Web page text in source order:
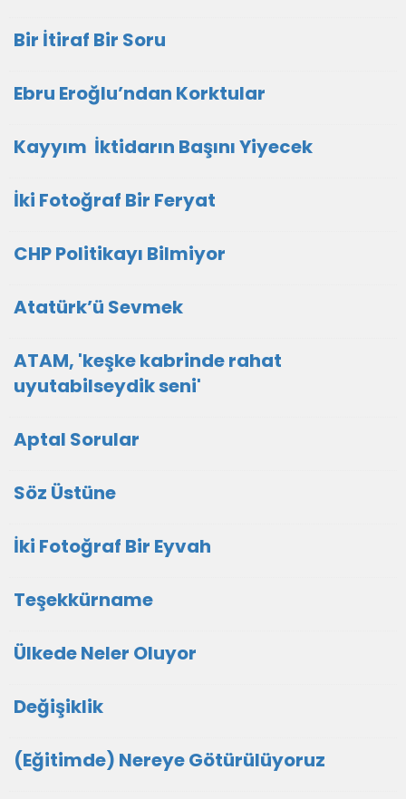
Bir İtiraf Bir Soru
Ebru Eroğlu’ndan Korktular
Kayyım İktidarın Başını Yiyecek
İki Fotoğraf Bir Feryat
CHP Politikayı Bilmiyor
Atatürk’ü Sevmek
ATAM, 'keşke kabrinde rahat
uyutabilseydik seni'
Aptal Sorular
Söz Üstüne
İki Fotoğraf Bir Eyvah
Teşekkürname
Ülkede Neler Oluyor
Değişiklik
(Eğitimde) Nereye Götürülüyoruz